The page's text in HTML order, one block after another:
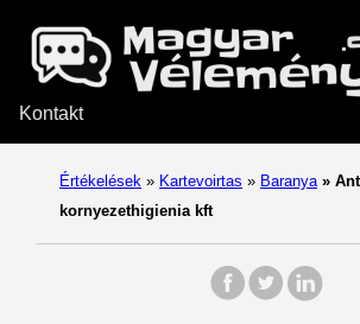
Kontakt
Értékelések » Kartevoirtas » Baranya »
kornyezethigienia kft